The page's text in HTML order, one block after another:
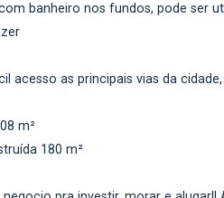
banheiro nos fundos, pode ser
acesso as principais vias da
m²
180 m²